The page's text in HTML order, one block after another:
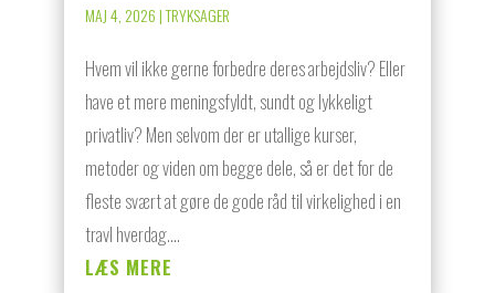
MAJ 4, 2026|TRYKSAGER
Hvem vil ikke gerne forbedre deres arbejdsliv? Eller
have et mere meningsfyldt, sundt og lykkeligt
privatliv? Men selvom der er utallige kurser,
metoder og viden om begge dele, så er det for de
fleste svært at gøre de gode råd til virkelighed i en
travl hverdag....
LÆS MERE